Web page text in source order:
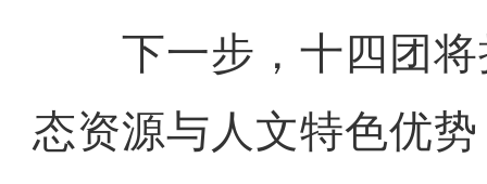
下一步，十四团将
态资源与人文特色优